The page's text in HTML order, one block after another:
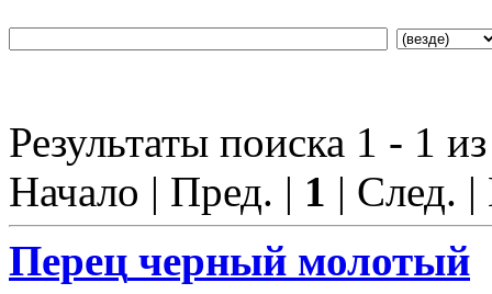
Результаты поиска 1 - 1
Начало | Пред. | 1 | След.
Перец черный молотый